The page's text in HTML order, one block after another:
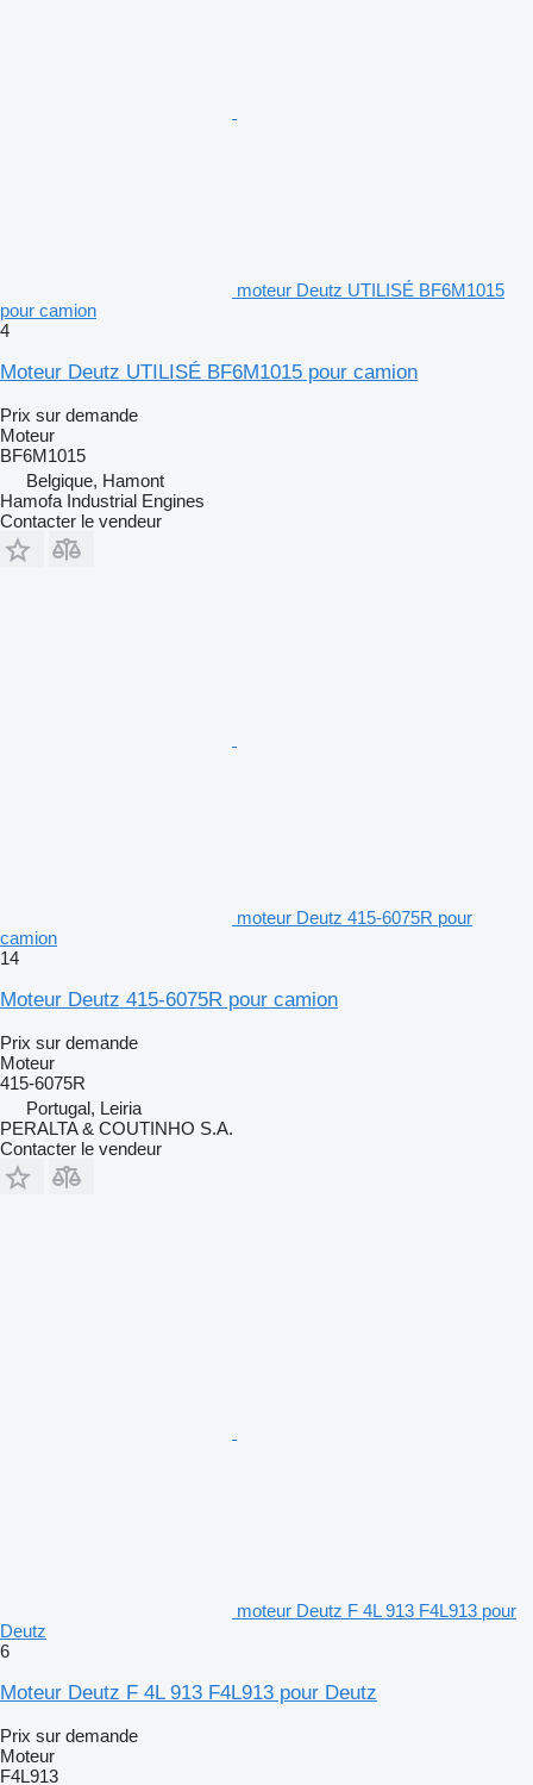
moteur Deutz UTILISÉ BF6M1015
pour camion
4
Moteur Deutz UTILISÉ BF6M1015 pour camion
Prix sur demande
Moteur
BF6M1015
Belgique, Hamont
Hamofa Industrial Engines
Contacter le vendeur
moteur Deutz 415-6075R pour
camion
14
Moteur Deutz 415-6075R pour camion
Prix sur demande
Moteur
415-6075R
Portugal, Leiria
PERALTA & COUTINHO S.A.
Contacter le vendeur
moteur Deutz F 4L 913 F4L913 pour
Deutz
6
Moteur Deutz F 4L 913 F4L913 pour Deutz
Prix sur demande
Moteur
F4L913